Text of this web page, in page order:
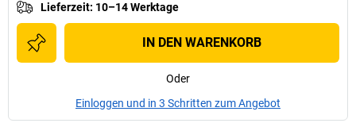
Lieferzeit: 10–14 Werktage
IN DEN WARENKORB
Oder
Einloggen und in 3 Schritten zum Angebot